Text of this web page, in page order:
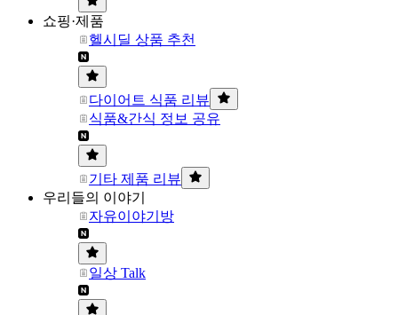
쇼핑·제품
헬시딜 상품 추천
다이어트 식품 리뷰
식품&간식 정보 공유
기타 제품 리뷰
우리들의 이야기
자유이야기방
일상 Talk